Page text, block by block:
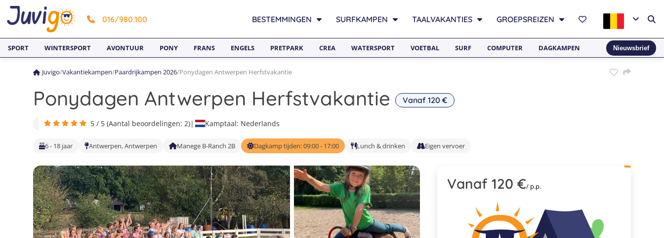
016/980.100 BESTEMMINGEN SURFKAMPEN TAALVAKANTIES GROEPSREIZEN
SPORT WINTERSPORT AVONTUUR PONY FRANS ENGELS PRETPARK CREA WATERSPORT VOETBAL SURF COMPUTER DAGKAMPEN Nieuwsbrief
Juvigo/Vakantiekampen/Paardrijkampen 2026/Ponydagen Antwerpen Herfstvakantie
Ponydagen Antwerpen Herfstvakantie Vanaf 120 €
5 / 5 (Aantal beoordelingen: 2)| Kamptaal: Nederlands
6 - 18 jaar Antwerpen, Antwerpen Manege B-Ranch 2B Dagkamp tijden: 09:00 - 17:00 Lunch & drinken Eigen vervoer
Vanaf 120 €/ p.p.